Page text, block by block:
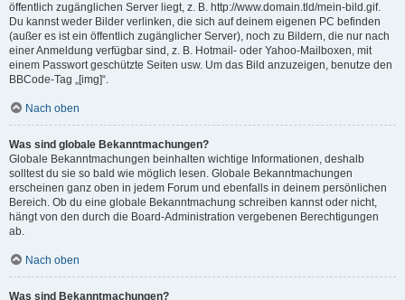
öffentlich zugänglichen Server liegt, z. B. http://www.domain.tld/mein-bild.gif.
Du kannst weder Bilder verlinken, die sich auf deinem eigenen PC befinden
(außer es ist ein öffentlich zugänglicher Server), noch zu Bildern, die nur nach
einer Anmeldung verfügbar sind, z. B. Hotmail- oder Yahoo-Mailboxen, mit
einem Passwort geschützte Seiten usw. Um das Bild anzuzeigen, benutze den
BBCode-Tag „[img]“.
Nach oben
Was sind globale Bekanntmachungen?
Globale Bekanntmachungen beinhalten wichtige Informationen, deshalb
solltest du sie so bald wie möglich lesen. Globale Bekanntmachungen
erscheinen ganz oben in jedem Forum und ebenfalls in deinem persönlichen
Bereich. Ob du eine globale Bekanntmachung schreiben kannst oder nicht,
hängt von den durch die Board-Administration vergebenen Berechtigungen
ab.
Nach oben
Was sind Bekanntmachungen?